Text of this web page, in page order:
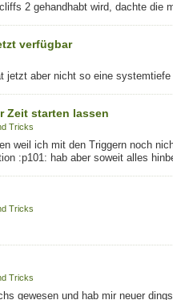
2 gehandhabt wird, dachte die
verfügbar
jetzt aber nicht so eine
Zeit starten lassen
Tricks
weil ich mit den Triggern noch
:p101: hab aber soweit alles
Tricks
Tricks
gewesen und hab mir neuer